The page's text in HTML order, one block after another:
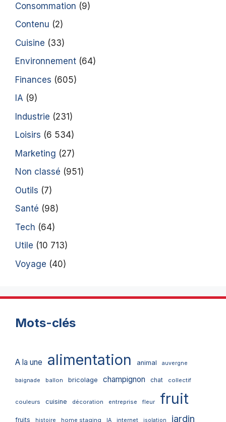
Consommation (9)
Contenu (2)
Cuisine (33)
Environnement (64)
Finances (605)
IA (9)
Industrie (231)
Loisirs (6 534)
Marketing (27)
Non classé (951)
Outils (7)
Santé (98)
Tech (64)
Utile (10 713)
Voyage (40)
Mots-clés
A la une alimentation animal auvergne
baignade ballon bricolage champignon chat collectif
couleurs cuisine décoration entreprise fleur fruit
fruits histoire home staging IA internet isolation jardin